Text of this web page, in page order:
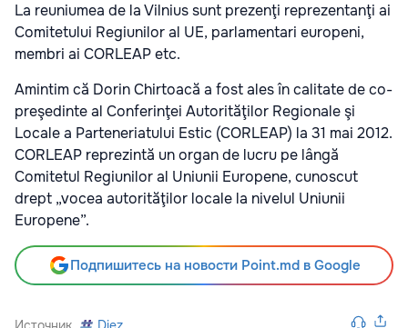
La reuniumea de la Vilnius sunt prezenţi reprezentanţi ai
Comitetului Regiunilor al UE, parlamentari europeni,
membri ai CORLEAP etc.
Amintim că Dorin Chirtoacă a fost ales în calitate de co-
preşedinte al Conferinţei Autorităţilor Regionale şi
Locale a Parteneriatului Estic (CORLEAP) la 31 mai 2012.
CORLEAP reprezintă un organ de lucru pe lângă
Comitetul Regiunilor al Uniunii Europene, cunoscut
drept „vocea autorităţilor locale la nivelul Uniunii
Europene”.
Подпишитесь на новости Point.md в Google